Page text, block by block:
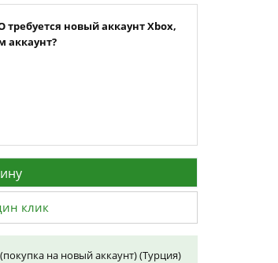
новый аккаунт Xbox,
аккаунт?
клик
на новый аккаунт) (Турция)